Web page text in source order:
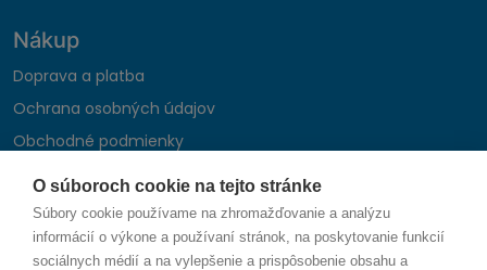
O súboroch cookie na tejto stránke
Súbory cookie používame na zhromažďovanie a analýzu
informácií o výkone a používaní stránok, na poskytovanie funkcií
sociálnych médií a na vylepšenie a prispôsobenie obsahu a
Nákup
Doprava a platba
Ochrana osobných údajov
Obchodné podmienky
Reklamačný poriadok
Montáž autohifi
Formulár na odstúpenie od zmluvy